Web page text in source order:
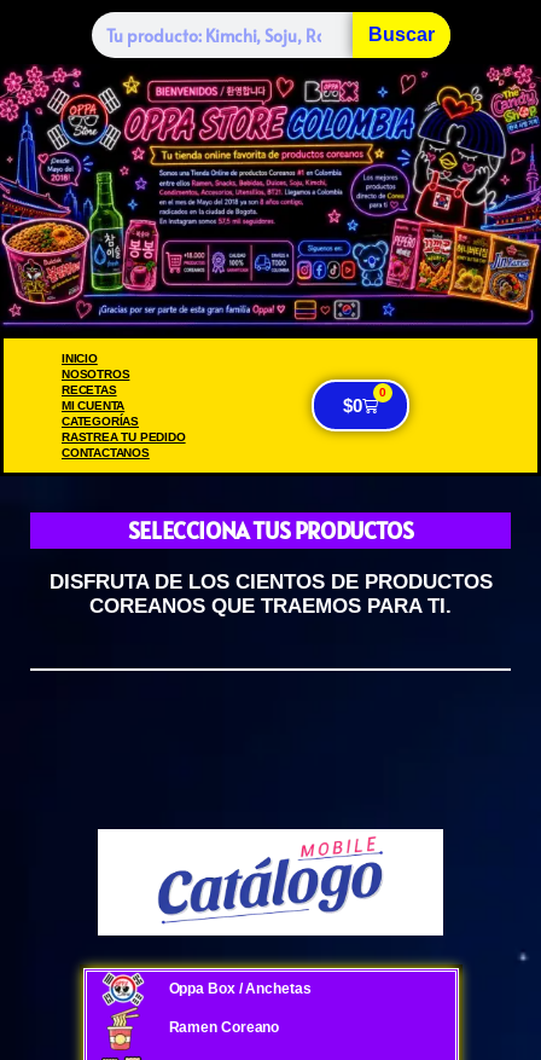
Buscar
INICIO
NOSOTROS
RECETAS
MI CUENTA
CATEGORÍAS
RASTREA TU PEDIDO
CONTACTANOS
$0
0
SELECCIONA TUS PRODUCTOS
DISFRUTA DE LOS CIENTOS DE PRODUCTOS
COREANOS QUE TRAEMOS PARA TI.
Oppa Box / Anchetas
Ramen Coreano